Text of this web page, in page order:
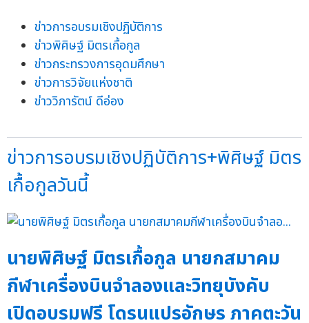
ข่าวการอบรมเชิงปฏิบัติการ
ข่าวพิศิษฐ์ มิตรเกื้อกูล
ข่าวกระทรวงการอุดมศึกษา
ข่าวการวิจัยแห่งชาติ
ข่าววิภารัตน์ ดีอ่อง
ข่าวการอบรมเชิงปฏิบัติการ+พิศิษฐ์ มิตร
เกื้อกูลวันนี้
นายพิศิษฐ์ มิตรเกื้อกูล นายกสมาคม
กีฬาเครื่องบินจำลองและวิทยุบังคับ
เปิดอบรมฟรี โดรนแปรอักษร ภาคตะวัน